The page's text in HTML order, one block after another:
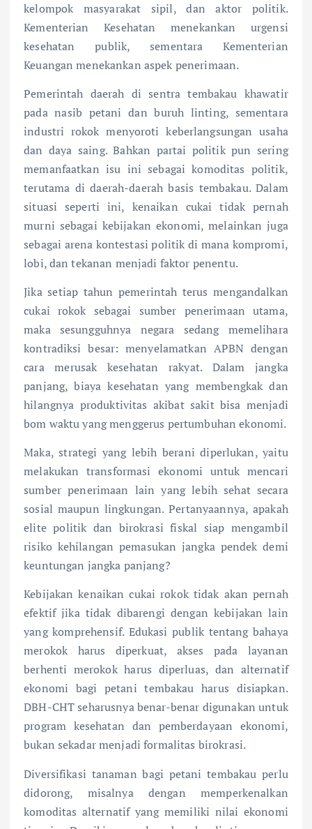
kelompok masyarakat sipil, dan aktor politik.
Kementerian Kesehatan menekankan urgensi
kesehatan publik, sementara Kementerian
Keuangan menekankan aspek penerimaan.
Pemerintah daerah di sentra tembakau khawatir
pada nasib petani dan buruh linting, sementara
industri rokok menyoroti keberlangsungan usaha
dan daya saing. Bahkan partai politik pun sering
memanfaatkan isu ini sebagai komoditas politik,
terutama di daerah-daerah basis tembakau. Dalam
situasi seperti ini, kenaikan cukai tidak pernah
murni sebagai kebijakan ekonomi, melainkan juga
sebagai arena kontestasi politik di mana kompromi,
lobi, dan tekanan menjadi faktor penentu.
Jika setiap tahun pemerintah terus mengandalkan
cukai rokok sebagai sumber penerimaan utama,
maka sesungguhnya negara sedang memelihara
kontradiksi besar: menyelamatkan APBN dengan
cara merusak kesehatan rakyat. Dalam jangka
panjang, biaya kesehatan yang membengkak dan
hilangnya produktivitas akibat sakit bisa menjadi
bom waktu yang menggerus pertumbuhan ekonomi.
Maka, strategi yang lebih berani diperlukan, yaitu
melakukan transformasi ekonomi untuk mencari
sumber penerimaan lain yang lebih sehat secara
sosial maupun lingkungan. Pertanyaannya, apakah
elite politik dan birokrasi fiskal siap mengambil
risiko kehilangan pemasukan jangka pendek demi
keuntungan jangka panjang?
Kebijakan kenaikan cukai rokok tidak akan pernah
efektif jika tidak dibarengi dengan kebijakan lain
yang komprehensif. Edukasi publik tentang bahaya
merokok harus diperkuat, akses pada layanan
berhenti merokok harus diperluas, dan alternatif
ekonomi bagi petani tembakau harus disiapkan.
DBH-CHT seharusnya benar-benar digunakan untuk
program kesehatan dan pemberdayaan ekonomi,
bukan sekadar menjadi formalitas birokrasi.
Diversifikasi tanaman bagi petani tembakau perlu
didorong, misalnya dengan memperkenalkan
komoditas alternatif yang memiliki nilai ekonomi